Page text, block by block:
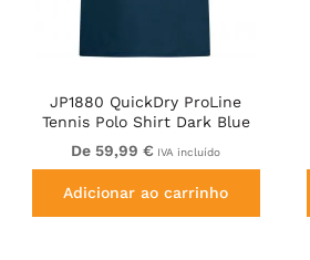
JP1880 QuickDry ProLine
Tennis Polo Shirt Dark Blue
De 59,99 € IVA incluído
Adicionar ao carrinho